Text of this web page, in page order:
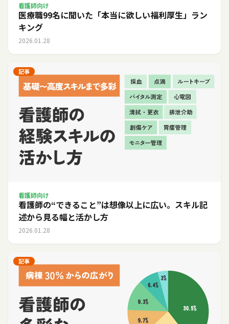
看護師向け
医療職99名に聞いた「本当に欲しい福利厚生」ラン
キング
2026.01.28
記事
看護師向け
看護師の“できること”は想像以上に広い。スキル記
述から見る幅と活かし方
2026.01.28
記事